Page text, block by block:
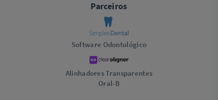
Parceiros
Software Odontológico
Alinhadores Transparentes
Oral-B